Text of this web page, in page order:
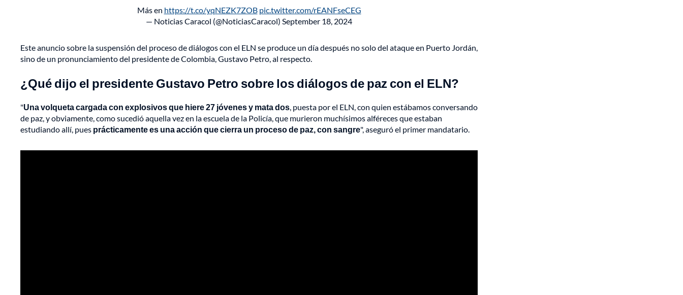
Más en https://t.co/yqNEZK7ZOB pic.twitter.com/rEANFseCEG
— Noticias Caracol (@NoticiasCaracol) September 18, 2024
Este anuncio sobre la suspensión del proceso de diálogos con el ELN se produce un día después no solo del ataque en Puerto Jordán,
sino de un pronunciamiento del presidente de Colombia, Gustavo Petro, al respecto.
¿Qué dijo el presidente Gustavo Petro sobre los diálogos de paz con el ELN?
"Una volqueta cargada con explosivos que hiere 27 jóvenes y mata dos, puesta por el ELN, con quien estábamos conversando
de paz, y obviamente, como sucedió aquella vez en la escuela de la Policía, que murieron muchísimos alféreces que estaban
estudiando allí, pues prácticamente es una acción que cierra un proceso de paz, con sangre", aseguró el primer mandatario.